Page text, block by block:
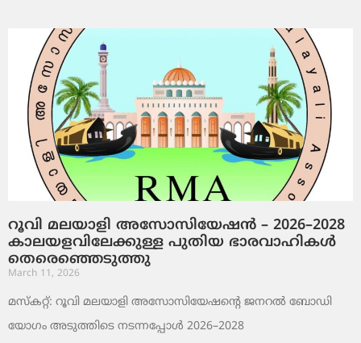
റൂവി മലയാളി അസോസിയേഷൻ – 2026–2028
കാലയളവിലേക്കുള്ള പുതിയ ഭാരവാഹികൾ
തെരെഞ്ഞെടുത്തു
March 11, 2026
മസ്കറ്റ്: റൂവി മലയാളി അസോസിയേഷന്റെ ജനറൽ ബോഡി
യോഗം അടുത്തിടെ നടന്നപ്പോൾ 2026–2028